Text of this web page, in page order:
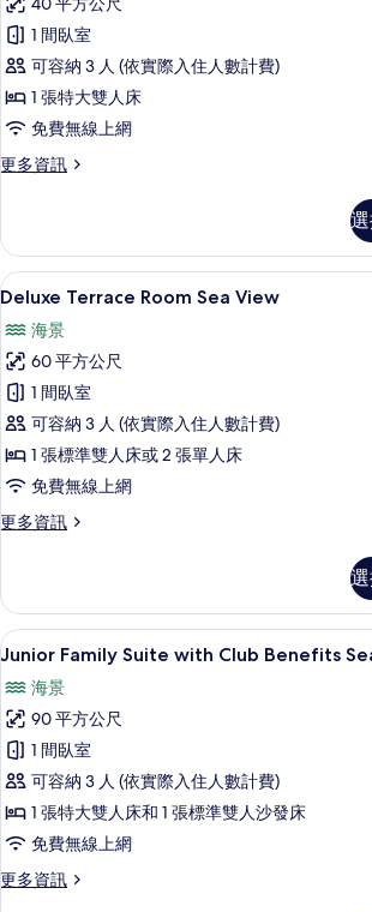
詳
情
Beachfront
Suite
with
Club
Benefits
Sea
View
所
有
相
片
1 間臥室
可容納 3 人 (依實際入住人數計費)
1 張特大雙人床
免費無線上網
更多資訊
更
Suite
with
Club
Sea
View
的
詳
情
顯
Deluxe
Terrace
Room
Sea
View
的
所
片
Deluxe
5
Deluxe Terrace Room Sea View
海景
60 平方公尺
1 間臥室
可容納 3 人 (依實際入住人數計費)
1 張標準雙人床或 2 張單人床
免費無線上網
更多資訊
更
Room
Sea
View
詳
情
顯
Junior
Family
Suite
with
Club
Benefits
Sea
View
Junior
6
Junior Family Suite with Club Benefits
海景
90 平方公尺
1 間臥室
可容納 3 人 (依實際入住人數計費)
1 張特大雙人床和 1 張標準雙人沙發床
免費無線上網
更多資訊
更